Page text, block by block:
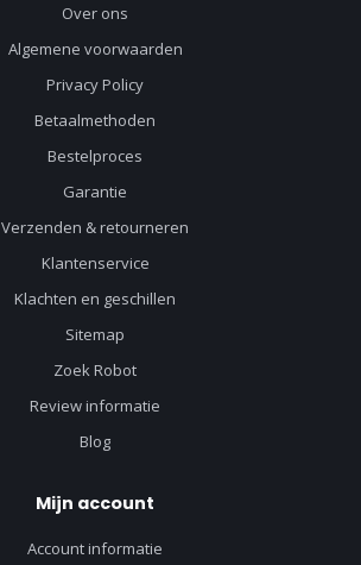
Over ons
Algemene voorwaarden
Privacy Policy
Betaalmethoden
Bestelproces
Garantie
Verzenden & retourneren
Klantenservice
Klachten en geschillen
Sitemap
Zoek Robot
Review informatie
Blog
Mijn account
Account informatie